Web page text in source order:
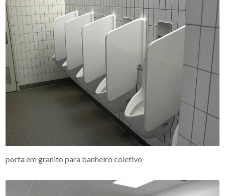
porta em granito para banheiro coletivo